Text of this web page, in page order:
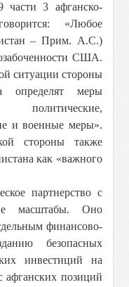
3 афганско-
«Любое
– Прим. А.С.)
США.
ситуации стороны
определят меры
политические,
и военные меры».
стороны также
как «важного
партнерство с
масштабы. Оно
финансово-
безопасных
инвестиций на
афганских позиций